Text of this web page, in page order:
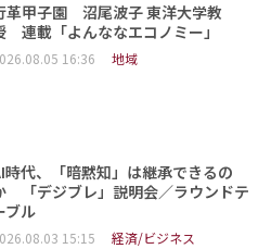
革甲子園 沼尾波子 東洋大学教
連載「よんななエコノミー」
16:36 地域
時代、「暗黙知」は継承できるの
「デジブレ」説明会／ラウンドテ
ブル
15:15 経済/ビジネス